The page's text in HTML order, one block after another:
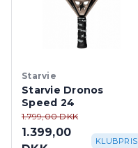
Starvie
Starvie Dronos
Speed 24
1.799,00 DKK
1.399,00
KLUBPRIS